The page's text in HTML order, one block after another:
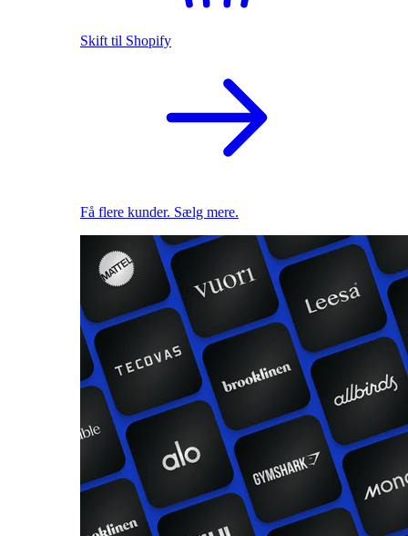
Skift til Shopify
Få flere kunder. Sælg mere.